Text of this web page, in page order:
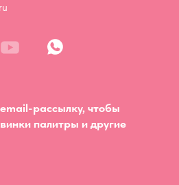
рассылку, чтобы
палитры и другие